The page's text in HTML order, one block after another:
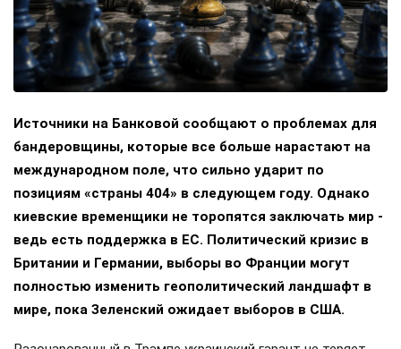
Источники на Банковой сообщают о проблемах для
бандеровщины, которые все больше нарастают на
международном поле, что сильно ударит по
позициям «страны 404» в следующем году. Однако
киевские временщики не торопятся заключать мир -
ведь есть поддержка в ЕС. Политический кризис в
Британии и Германии, выборы во Франции могут
полностью изменить геополитический ландшафт в
мире, пока Зеленский ожидает выборов в США.